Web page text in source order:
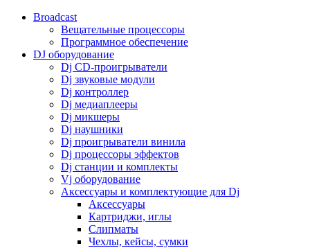
Broadcast
Вещательные процессоры
Программное обеспечение
DJ оборудование
Dj CD-проигрыватели
Dj звуковые модули
Dj контроллер
Dj медиаплееры
Dj микшеры
Dj наушники
Dj проигрыватели винила
Dj процессоры эффектов
Dj станции и комплекты
Vj оборудование
Аксессуары и комплектующие для Dj
Аксессуары
Картриджи, иглы
Слипматы
Чехлы, кейсы, сумки